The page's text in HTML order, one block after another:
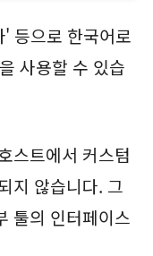
등으로 한국어로
사용할 수 있습
스트에서 커스텀
지 않습니다. 그
툴의 인터페이스